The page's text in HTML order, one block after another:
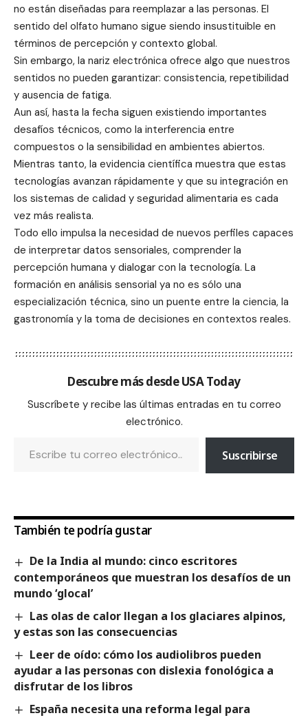
no están diseñadas para reemplazar a las personas. El
sentido del olfato humano sigue siendo insustituible en
términos de percepción y contexto global.
Sin embargo, la nariz electrónica ofrece algo que nuestros
sentidos no pueden garantizar: consistencia, repetibilidad
y ausencia de fatiga.
Aun así, hasta la fecha siguen existiendo importantes
desafíos técnicos, como la interferencia entre
compuestos o la sensibilidad en ambientes abiertos.
Mientras tanto, la evidencia científica muestra que estas
tecnologías avanzan rápidamente y que su integración en
los sistemas de calidad y seguridad alimentaria es cada
vez más realista.
Todo ello impulsa la necesidad de nuevos perfiles capaces
de interpretar datos sensoriales, comprender la
percepción humana y dialogar con la tecnología. La
formación en análisis sensorial ya no es sólo una
especialización técnica, sino un puente entre la ciencia, la
gastronomía y la toma de decisiones en contextos reales.
Descubre más desde USA Today
Suscríbete y recibe las últimas entradas en tu correo
electrónico.
Suscribirse
También te podría gustar
De la India al mundo: cinco escritores
contemporáneos que muestran los desafíos de un
mundo ‘glocal’
Las olas de calor llegan a los glaciares alpinos,
y estas son las consecuencias
Leer de oído: cómo los audiolibros pueden
ayudar a las personas con dislexia fonológica a
disfrutar de los libros
España necesita una reforma legal para